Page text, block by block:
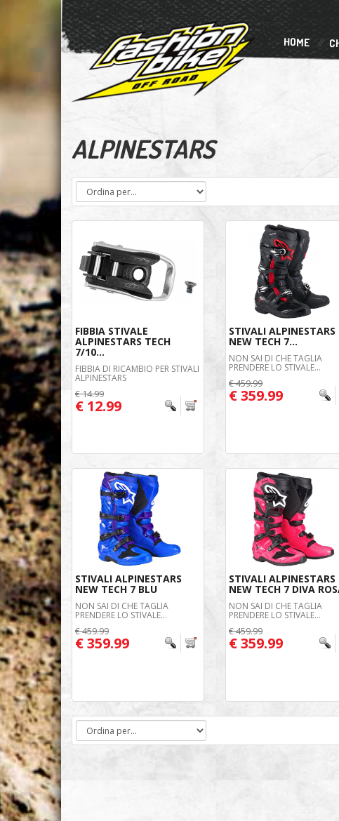
HOME
ALPINESTARS
FIBBIA STIVALE
ALPINESTARS TECH
7/10...
FIBBIA DI RICAMBIO PER STIVALI
ALPINESTARS
€ 14.99
€ 12.99
STIVALI ALPINESTARS
NEW TECH 7...
NON SAI DI CHE TAGLIA
PRENDERE LO STIVALE...
€ 459.99
€ 359.99
STIVALI ALPINESTARS
NEW TECH 7 BLU
NON SAI DI CHE TAGLIA
PRENDERE LO STIVALE...
€ 459.99
€ 359.99
STIVALI ALPINESTARS
NEW TECH 7 DIVA
NON SAI DI CHE TAGLIA
PRENDERE LO STIVALE...
€ 459.99
€ 359.99